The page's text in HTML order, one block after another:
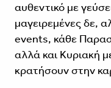
αυθεντικό με
μαγειρεμένες δε,
events, κάθε
αλλά και Κυριακή
κρατήσουν στην